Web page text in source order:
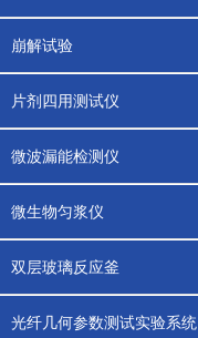
崩解试验
片剂四用测试仪
微波漏能检测仪
微生物匀浆仪
双层玻璃反应釜
光纤几何参数测试实验系统